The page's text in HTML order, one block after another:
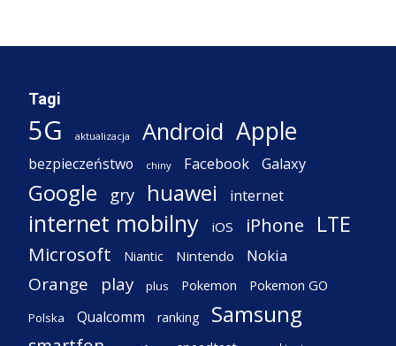
Tagi
5G aktualizacja Android Apple
bezpieczeństwo chiny Facebook Galaxy
Google gry huawei internet
internet mobilny iOS iPhone LTE
Microsoft Niantic Nintendo Nokia
Orange play plus Pokemon Pokemon GO
Polska Qualcomm ranking Samsung